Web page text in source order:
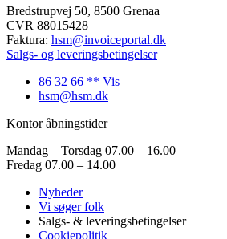
Bredstrupvej 50, 8500 Grenaa
CVR 88015428
Faktura: hsm@invoiceportal.dk
Salgs- og leveringsbetingelser
86 32 66 ** Vis
hsm@hsm.dk
Kontor åbningstider
Mandag – Torsdag 07.00 – 16.00
Fredag 07.00 – 14.00
Nyheder
Vi søger folk
Salgs- & leveringsbetingelser
Cookiepolitik